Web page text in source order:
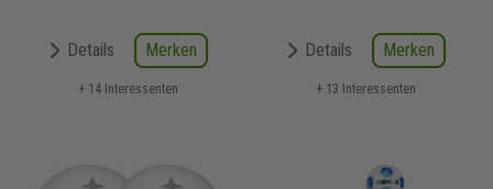
Details Merken
+ 14 Interessenten
Details Merken
+ 13 Interessenten